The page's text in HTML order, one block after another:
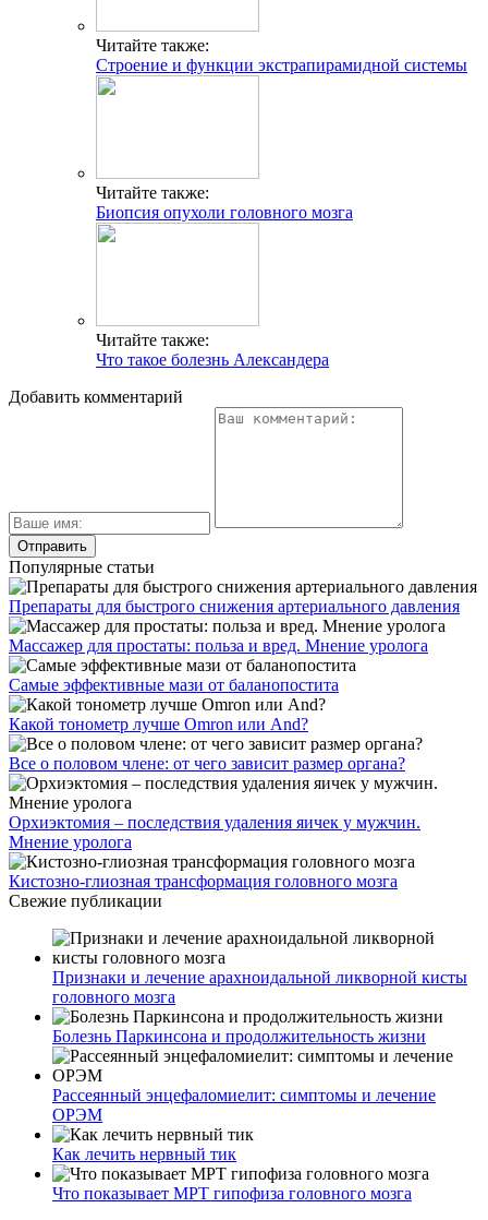
Читайте также:
Строение и функции экстрапирамидной системы
Читайте также:
Биопсия опухоли головного мозга
Читайте также:
Что такое болезнь Александера
Добавить комментарий
Популярные статьи
Препараты для быстрого снижения артериального давления
Массажер для простаты: польза и вред. Мнение уролога
Самые эффективные мази от баланопостита
Какой тонометр лучше Omron или And?
Все о половом члене: от чего зависит размер органа?
Орхиэктомия – последствия удаления яичек у мужчин.
Мнение уролога
Кистозно-глиозная трансформация головного мозга
Свежие публикации
Признаки и лечение арахноидальной ликворной кисты
головного мозга
Болезнь Паркинсона и продолжительность жизни
Рассеянный энцефаломиелит: симптомы и лечение
ОРЭМ
Как лечить нервный тик
Что показывает МРТ гипофиза головного мозга